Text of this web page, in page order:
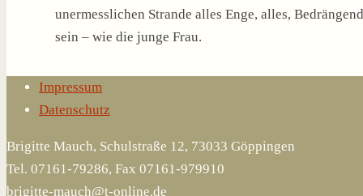
unermesslichen Strande alles Enge, alles,
sein – wie die junge Frau.
Impressum
Datenschutz
Brigitte Mauch, Schulstraße 12, 73033 Göppingen
Tel. 07161-79286, Fax 07161-979910
brigitte-mauch@t-online.de